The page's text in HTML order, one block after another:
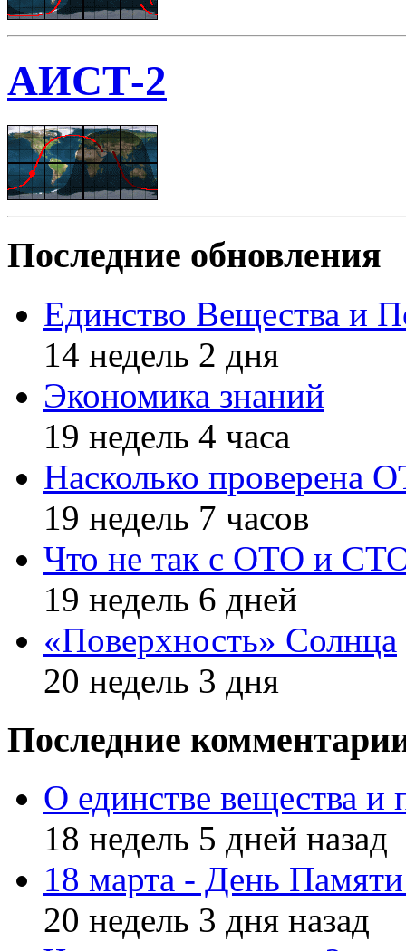
АИСТ-2
Последние обновления
Единство Вещества и
14 недель 2 дня
Экономика знаний
19 недель 4 часа
Насколько проверена
19 недель 7 часов
Что не так с ОТО и
19 недель 6 дней
«Поверхность» Солнца
20 недель 3 дня
Последние
О единстве вещества и
18 недель 5 дней назад
18 марта - День
20 недель 3 дня назад